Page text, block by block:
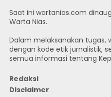
Saat ini wartanias.com
Warta Nias.
Dalam melaksanakan
dengan kode etik jurnalistik,
semua informasi tentang
Redaksi
Disclaimer